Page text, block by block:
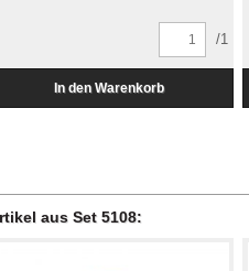
/1
aus Set 5108: